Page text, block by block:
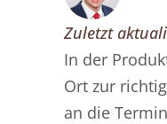
Zuletzt
In der
Ort zur
an die